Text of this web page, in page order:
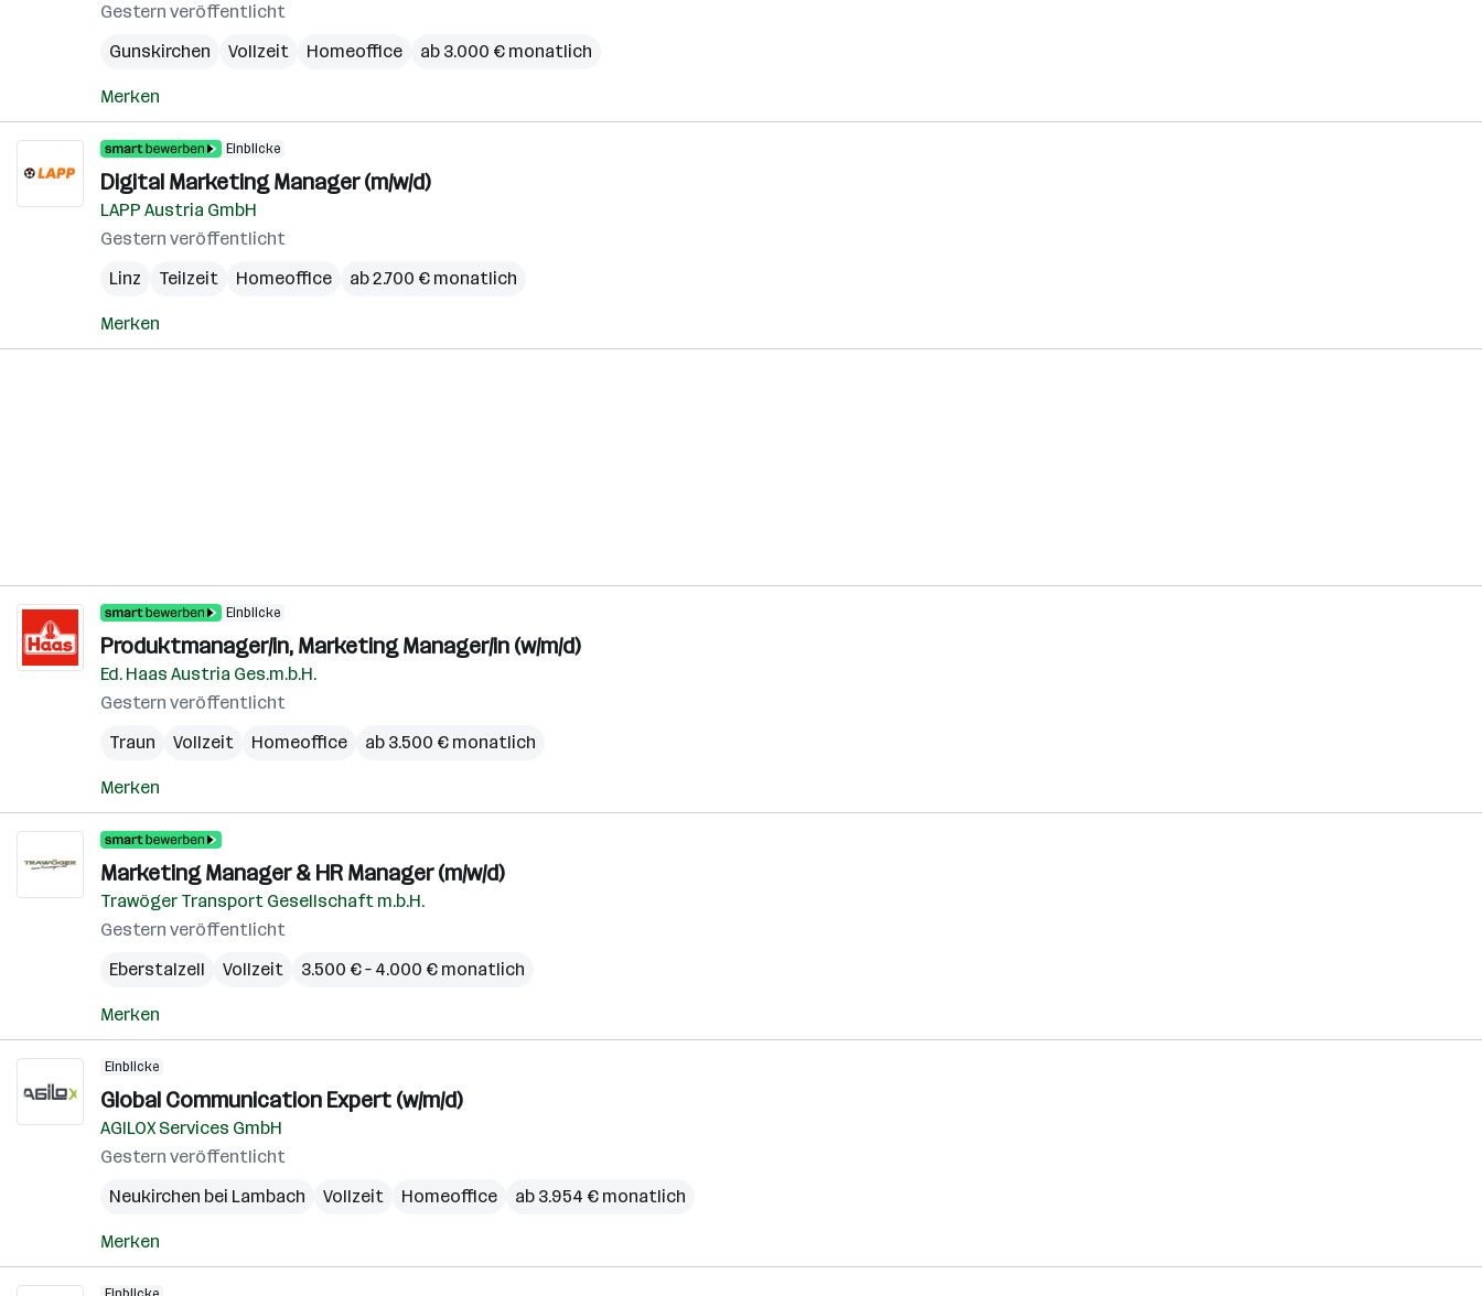
Gestern veröffentlicht
Gunskirchen
Vollzeit Homeoffice ab 3.000 € monatlich
Merken
Einblicke
Digital Marketing Manager (m/w/d)
LAPP Austria GmbH
Gestern veröffentlicht
Linz
Teilzeit Homeoffice ab 2.700 € monatlich
Merken
Einblicke
Produktmanager/in, Marketing Manager/in (w/m/d)
Ed. Haas Austria Ges.m.b.H.
Gestern veröffentlicht
Traun
Vollzeit Homeoffice ab 3.500 € monatlich
Merken
Marketing Manager & HR Manager (m/w/d)
Trawöger Transport Gesellschaft m.b.H.
Gestern veröffentlicht
Eberstalzell
Vollzeit 3.500 € – 4.000 € monatlich
Merken
Einblicke
Global Communication Expert (w/m/d)
AGILOX Services GmbH
Gestern veröffentlicht
Neukirchen bei Lambach
Vollzeit Homeoffice ab 3.954 € monatlich
Merken